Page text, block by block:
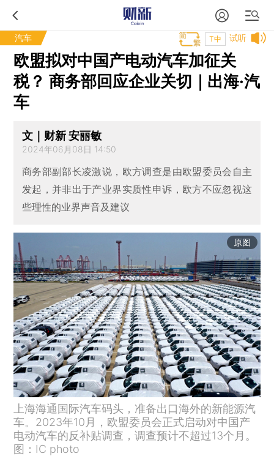
汽车 试听
T中
欧盟拟对中国产电动汽车加征关
税？ 商务部回应企业关切｜出海·汽
车
文｜财新 安丽敏
2024年06月08日 14:50
商务部副部长凌激说，欧方调查是由欧盟委员会自主
发起，并非出于产业界实质性申诉，欧方不应忽视这
些理性的业界声音及建议
原图
上海海通国际汽车码头，准备出口海外的新能源汽
车。2023年10月，欧盟委员会正式启动对中国产
电动汽车的反补贴调查，调查预计不超过13个月。
图：IC photo